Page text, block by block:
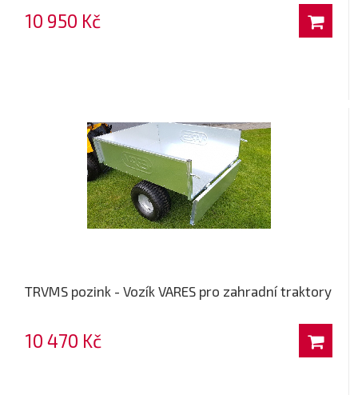
10 950 Kč
TRVMS pozink - Vozík VARES pro zahradní traktory
10 470 Kč